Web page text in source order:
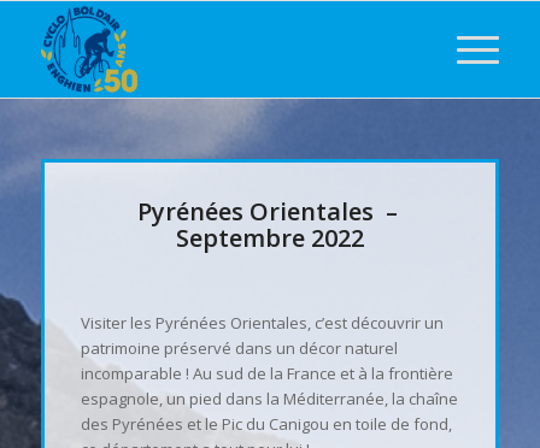
Pyrénées Orientales –
Septembre 2022
Visiter les Pyrénées Orientales, c’est découvrir un
patrimoine préservé dans un décor naturel
incomparable ! Au sud de la France et à la frontière
espagnole, un pied dans la Méditerranée, la chaîne
des Pyrénées et le Pic du Canigou en toile de fond,